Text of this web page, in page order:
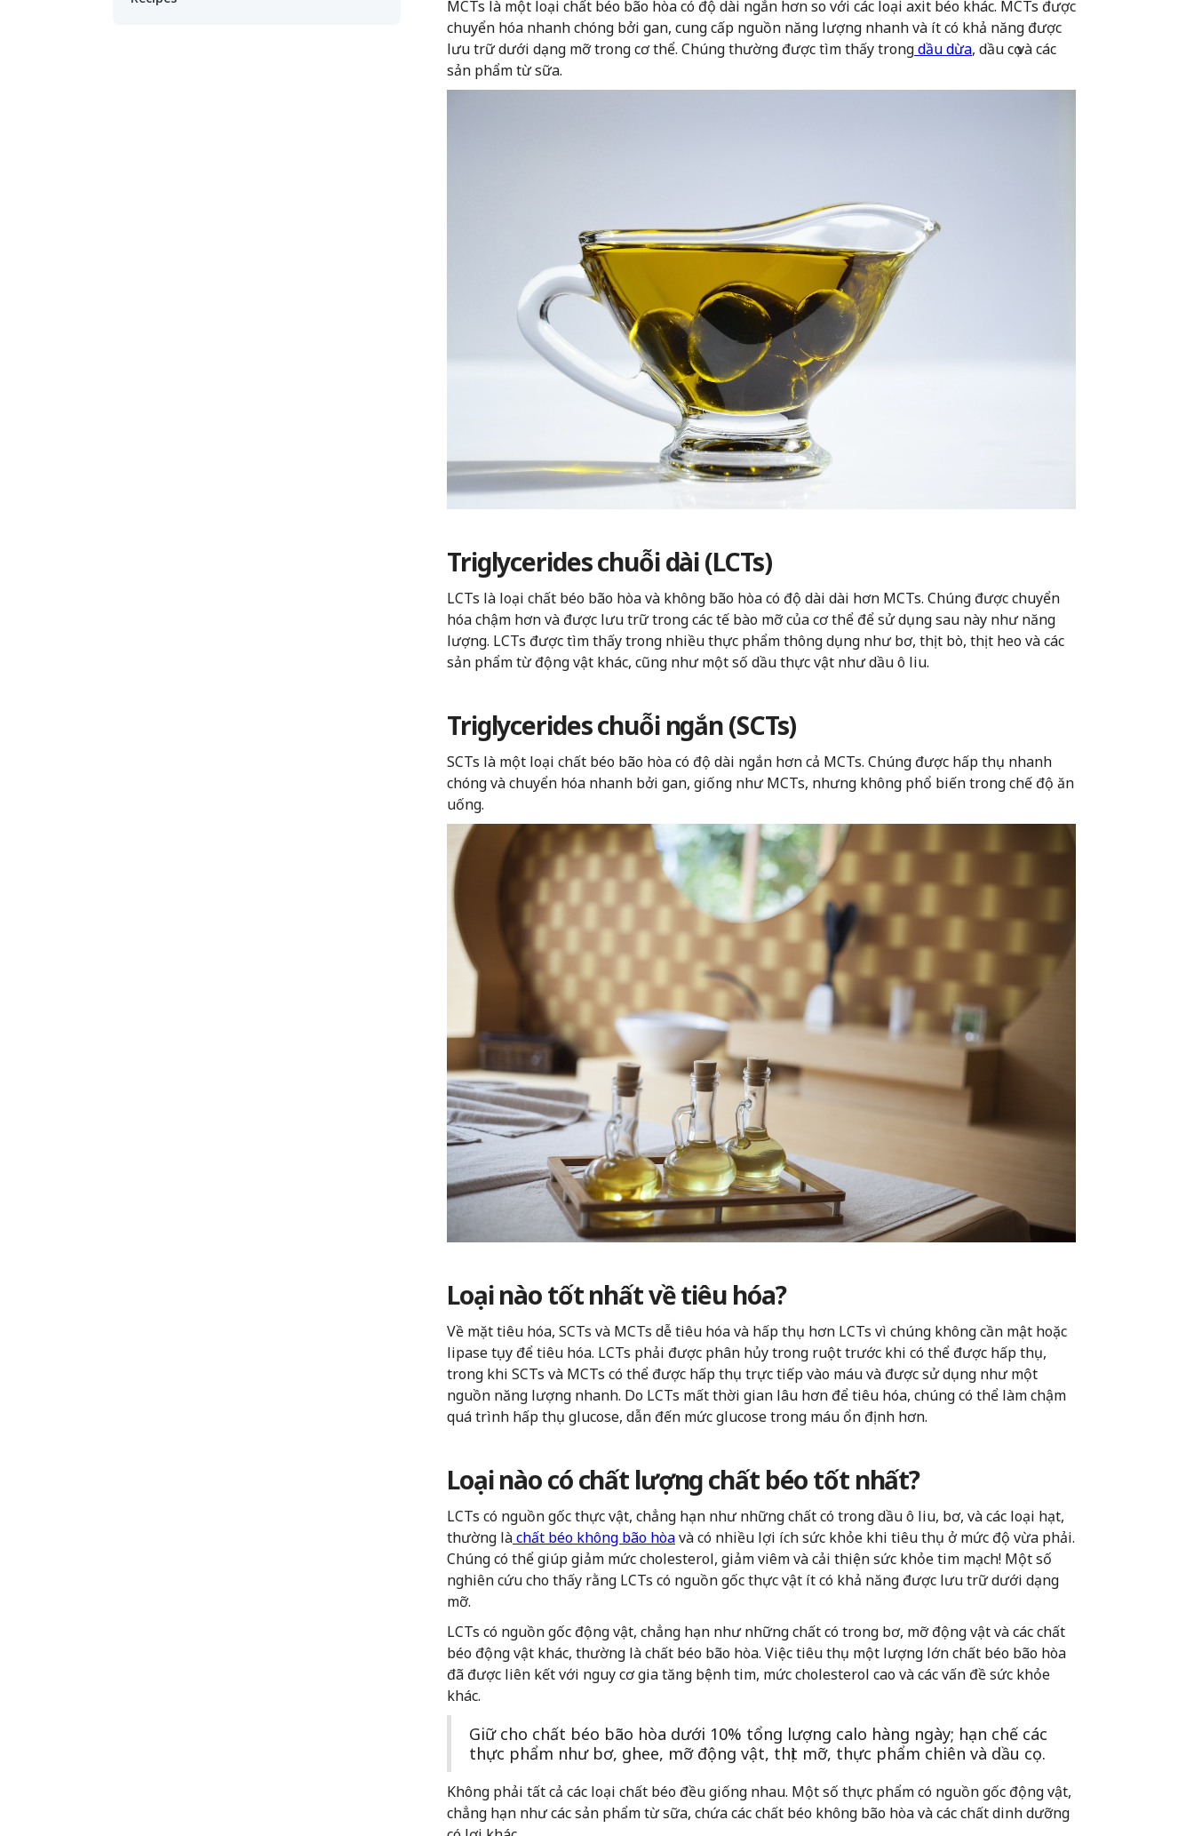
MCTs là một loại chất béo bão hòa có độ dài ngắn hơn so với các loại axit béo khác. MCTs được
chuyển hóa nhanh chóng bởi gan, cung cấp nguồn năng lượng nhanh và ít có khả năng được
lưu trữ dưới dạng mỡ trong cơ thể. Chúng thường được tìm thấy trongdầu dừa, dầu cọ và các
sản phẩm từ sữa.
Triglycerides chuỗi dài (LCTs)
LCTs là loại chất béo bão hòa và không bão hòa có độ dài dài hơn MCTs. Chúng được chuyển
hóa chậm hơn và được lưu trữ trong các tế bào mỡ của cơ thể để sử dụng sau này như năng
lượng. LCTs được tìm thấy trong nhiều thực phẩm thông dụng như bơ, thịt bò, thịt heo và các
sản phẩm từ động vật khác, cũng như một số dầu thực vật như dầu ô liu.
Triglycerides chuỗi ngắn (SCTs)
SCTs là một loại chất béo bão hòa có độ dài ngắn hơn cả MCTs. Chúng được hấp thụ nhanh
chóng và chuyển hóa nhanh bởi gan, giống như MCTs, nhưng không phổ biến trong chế độ ăn
uống.
Loại nào tốt nhất về tiêu hóa?
Về mặt tiêu hóa, SCTs và MCTs dễ tiêu hóa và hấp thụ hơn LCTs vì chúng không cần mật hoặc
lipase tụy để tiêu hóa. LCTs phải được phân hủy trong ruột trước khi có thể được hấp thụ,
trong khi SCTs và MCTs có thể được hấp thụ trực tiếp vào máu và được sử dụng như một
nguồn năng lượng nhanh. Do LCTs mất thời gian lâu hơn để tiêu hóa, chúng có thể làm chậm
quá trình hấp thụ glucose, dẫn đến mức glucose trong máu ổn định hơn.
Loại nào có chất lượng chất béo tốt nhất?
LCTs có nguồn gốc thực vật, chẳng hạn như những chất có trong dầu ô liu, bơ, và các loại hạt,
thường làchất béo không bão hòavà có nhiều lợi ích sức khỏe khi tiêu thụ ở mức độ vừa phải.
Chúng có thể giúp giảm mức cholesterol, giảm viêm và cải thiện sức khỏe tim mạch! Một số
nghiên cứu cho thấy rằng LCTs có nguồn gốc thực vật ít có khả năng được lưu trữ dưới dạng
mỡ.
LCTs có nguồn gốc động vật, chẳng hạn như những chất có trong bơ, mỡ động vật và các chất
béo động vật khác, thường là chất béo bão hòa. Việc tiêu thụ một lượng lớn chất béo bão hòa
đã được liên kết với nguy cơ gia tăng bệnh tim, mức cholesterol cao và các vấn đề sức khỏe
khác.
Giữ cho chất béo bão hòa dưới 10% tổng lượng calo hàng ngày; hạn chế các
thực phẩm như bơ, ghee, mỡ động vật, thịt mỡ, thực phẩm chiên và dầu cọ.
Không phải tất cả các loại chất béo đều giống nhau. Một số thực phẩm có nguồn gốc động vật,
chẳng hạn như các sản phẩm từ sữa, chứa các chất béo không bão hòa và các chất dinh dưỡng